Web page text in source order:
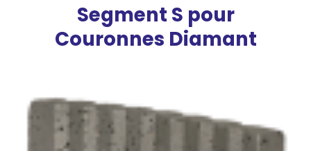
Segment S pour
Couronnes Diamant